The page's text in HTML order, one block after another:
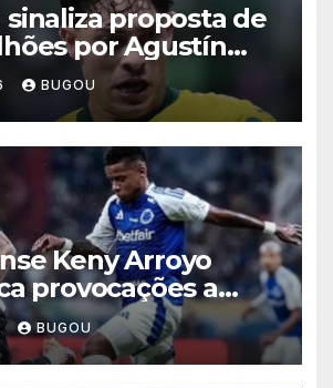
proposta de
por Agustín
admite
lateral
BUGOU
Keny Arroyo
provocações a
após eliminação
Copa do Brasil
BUGOU